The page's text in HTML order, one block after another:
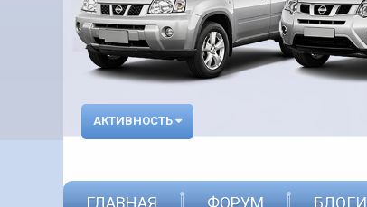
АКТИВНОСТЬ